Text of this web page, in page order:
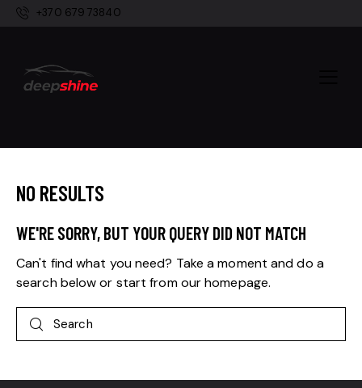
+370 679 73840
NO RESULTS
WE'RE SORRY, BUT YOUR QUERY DID NOT MATCH
Can't find what you need? Take a moment and do a
search below or start fromour homepage.